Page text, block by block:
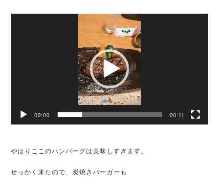
00:00 00:11
やはりここのハンバーグは美味しすぎます。
せっかく来たので、炭焼きバーガーも